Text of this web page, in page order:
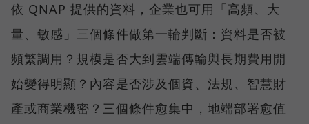
依 QNAP 提供的資料，企業也可用「高頻、大
量、敏感」三個條件做第一輪判斷：資料是否被
頻繁調用？規模是否大到雲端傳輸與長期費用開
始變得明顯？內容是否涉及個資、法規、智慧財
產或商業機密？三個條件愈集中，地端部署愈值